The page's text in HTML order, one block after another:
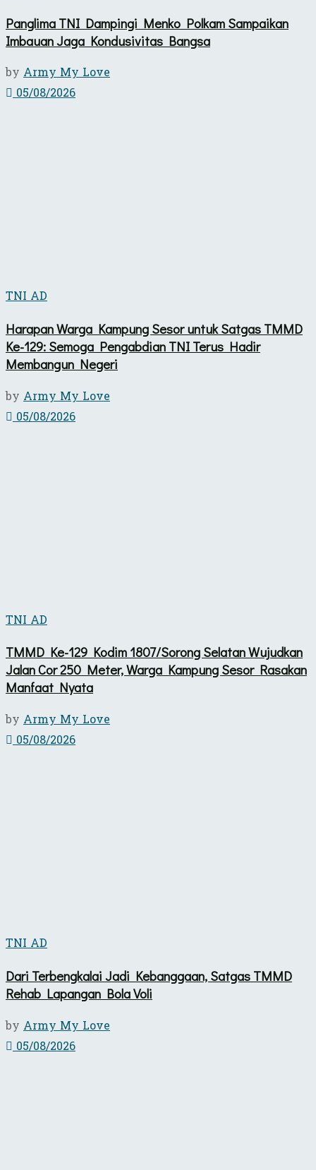
Panglima TNI Dampingi Menko Polkam Sampaikan
Imbauan Jaga Kondusivitas Bangsa
by Army My Love
05/08/2026
TNI AD
Harapan Warga Kampung Sesor untuk Satgas TMMD
Ke-129: Semoga Pengabdian TNI Terus Hadir
Membangun Negeri
by Army My Love
05/08/2026
TNI AD
TMMD Ke-129 Kodim 1807/Sorong Selatan Wujudkan
Jalan Cor 250 Meter, Warga Kampung Sesor Rasakan
Manfaat Nyata
by Army My Love
05/08/2026
TNI AD
Dari Terbengkalai Jadi Kebanggaan, Satgas TMMD
Rehab Lapangan Bola Voli
by Army My Love
05/08/2026